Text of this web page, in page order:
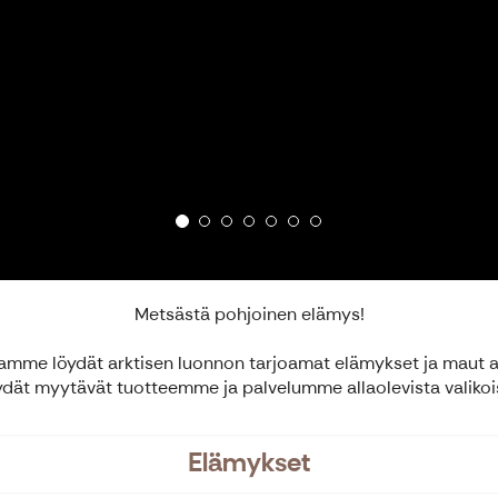
Metsästä pohjoinen elämys!
löydät arktisen luonnon tarjoamat elämykset ja maut
myytävät tuotteemme ja palvelumme allaolevista
Elämykset